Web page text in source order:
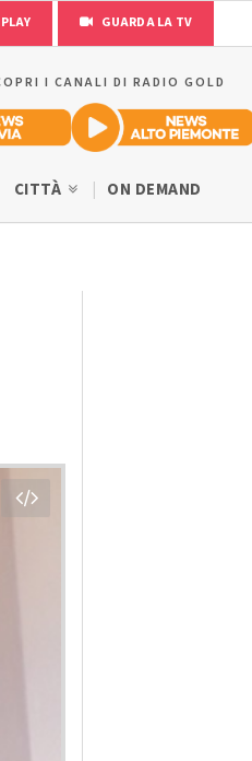
GUARDA LA TV
I CANALI DI RADIO GOLD
CITTÀ ON DEMAND